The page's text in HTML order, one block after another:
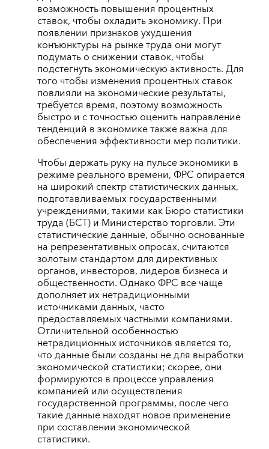
возможность повышения процентных
ставок, чтобы охладить экономику. При
появлении признаков ухудшения
конъюнктуры на рынке труда они могут
подумать о снижении ставок, чтобы
подстегнуть экономическую активность. Для
того чтобы изменения процентных ставок
повлияли на экономические результаты,
требуется время, поэтому возможность
быстро и с точностью оценить направление
тенденций в экономике также важна для
обеспечения эффективности мер политики.
Чтобы держать руку на пульсе экономики в
режиме реального времени, ФРС опирается
на широкий спектр статистических данных,
подготавливаемых государственными
учреждениями, такими как Бюро статистики
труда (БСТ) и Министерство торговли. Эти
статистические данные, обычно основанные
на репрезентативных опросах, считаются
золотым стандартом для директивных
органов, инвесторов, лидеров бизнеса и
общественности. Однако ФРС все чаще
дополняет их нетрадиционными
источниками данных, часто
предоставляемых частными компаниями.
Отличительной особенностью
нетрадиционных источников является то,
что данные были созданы не для выработки
экономической статистики; cкорее, они
формируются в процессе управления
компанией или осуществления
государственной программы, после чего
такие данные находят новое применение
при составлении экономической
статистики.